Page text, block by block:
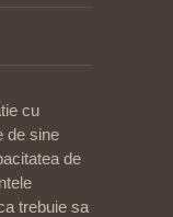
cu
de sine
de
trebuie sa